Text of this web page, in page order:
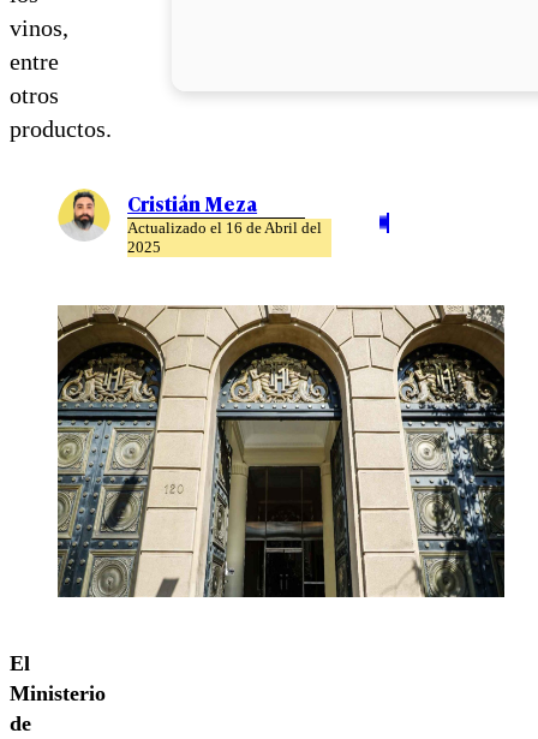
vinos,
entre
otros
productos.
Cristián Meza
Actualizado el 16 de Abril del
2025
El
Ministerio
de